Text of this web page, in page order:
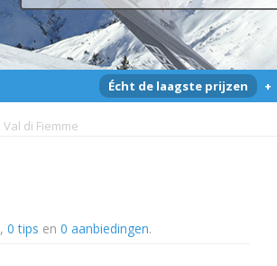
Écht de laagste prijzen +
Val di Fiemme
, 0 tips en 0 aanbiedingen.